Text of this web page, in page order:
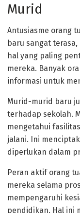
Murid
Antusiasme orang
baru sangat
hal yang paling
mereka. Banyak
informasi untuk
Murid-murid baru
terhadap sekolah.
mengetahui
jalani. Ini
diperlukan dalam
Peran aktif orang
mereka selama
mempengaruhi
pendidikan. Hal ini